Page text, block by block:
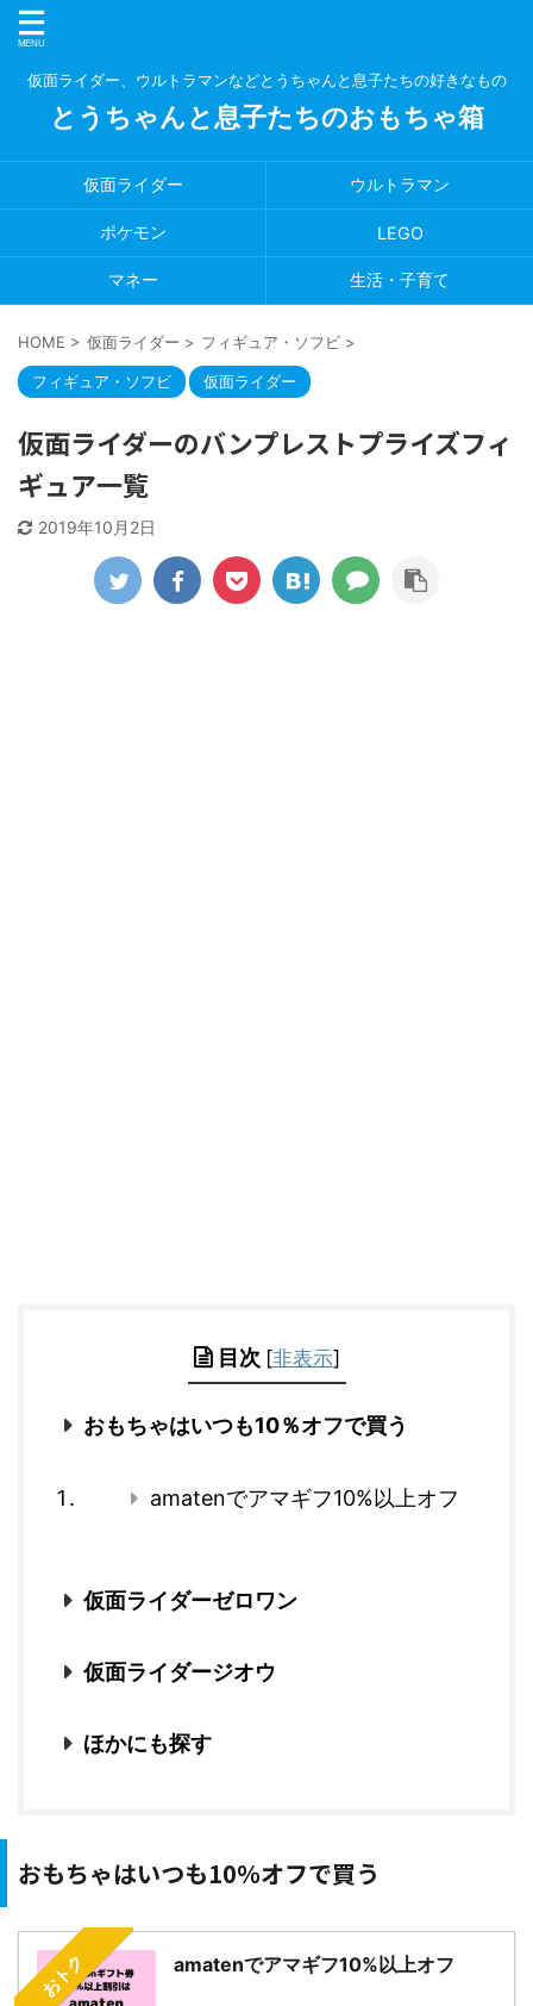
仮面ライダー、ウルトラマンなどとうちゃんと息子たちの好きなもの
とうちゃんと息子たちのおもちゃ箱
仮面ライダー ウルトラマン
ポケモン LEGO
マネー 生活・子育て
HOME > 仮面ライダー > フィギュア・ソフビ >
フィギュア・ソフビ 仮面ライダー
仮面ライダーのバンプレストプライズフィ
ギュア一覧
2019年10月2日
目次 [非表示]
おもちゃはいつも10％オフで買う
amatenでアマギフ10%以上オフ
仮面ライダーゼロワン
仮面ライダージオウ
ほかにも探す
おもちゃはいつも10％オフで買う
おトク amatenでアマギフ10%以上オフ